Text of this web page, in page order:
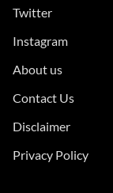
Twitter
Instagram
About us
Contact Us
Disclaimer
Privacy Policy